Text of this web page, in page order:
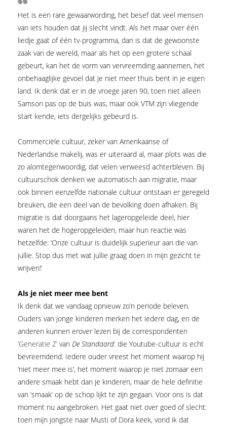
Het is een rare gewaarwording, het besef dat veel mensen
van iets houden dat jij slecht vindt. Als het maar over één
liedje gaat of één tv-programma, dan is dat de gewoonste
zaak van de wereld, maar als het op een grotere schaal
gebeurt, kan het de vorm van vervreemding aannemen, het
onbehaaglijke gevoel dat je niet meer thuis bent in je eigen
land. Ik denk dat er in de vroege jaren 90, toen niet alleen
Samson pas op de buis was, maar ook VTM zijn vliegende
start kende, iets dergelijks gebeurd is.
Commerciële cultuur, zeker van Amerikaanse of
Nederlandse makelij, was er uiteraard al, maar plots was die
zo alomtegenwoordig, dat velen verweesd achterbleven. Bij
cultuurschok denken we automatisch aan migratie, maar
ook binnen eenzelfde nationale cultuur ontstaan er geregeld
breuken, die een deel van de bevolking doen afhaken. Bij
migratie is dat doorgaans het lageropgeleide deel, hier
waren het de hogeropgeleiden, maar hun reactie was
hetzelfde: ‘Onze cultuur is duidelijk superieur aan die van
jullie. Stop dus met wat jullie graag doen in mijn gezicht te
wrijven!’
Als je niet meer mee bent
Ik denk dat we vandaag opnieuw zo’n periode beleven.
Ouders van jonge kinderen merken het iedere dag, en de
anderen kunnen erover lezen bij de correspondenten
‘Generatie Z’ van De Standaard: die Youtube-cultuur is echt
bevreemdend. Iedere ouder vreest het moment waarop hij
‘niet meer mee is’, het moment waarop je niet zomaar een
andere smaak hebt dan je kinderen, maar de hele definitie
van ‘smaak’ op de schop lijkt te zijn gegaan. Voor ons is dat
moment nu aangebroken. Het gaat niet over goed of slecht:
toen mijn jongste naar Musti of Dora keek, vond ik dat